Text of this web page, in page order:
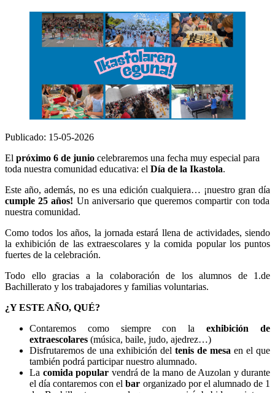
Publicado: 15-05-2026
El próximo 6 de junio celebraremos una fecha muy especial para
toda nuestra comunidad educativa: el Día de la Ikastola.
Este año, además, no es una edición cualquiera… ¡nuestro gran día
cumple 25 años! Un aniversario que queremos compartir con toda
nuestra comunidad.
Como todos los años, la jornada estará llena de actividades, siendo
la exhibición de las extraescolares y la comida popular los puntos
fuertes de la celebración.
Todo ello gracias a la colaboración de los alumnos de 1.de
Bachillerato y los trabajadores y familias voluntarias.
¿Y ESTE AÑO, QUÉ?
Contaremos como siempre con laexhibición de
extraescolares (música, baile, judo, ajedrez…)
Disfrutaremos de una exhibición del tenis de mesa en el que
también podrá participar nuestro alumnado.
La comida popular vendrá de la mano de Auzolan y durante
el día contaremos con elbar organizado por el alumnado de 1